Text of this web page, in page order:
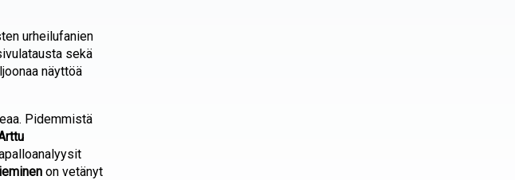
urheilufanien
sekä
näyttöä
Pidemmistä
on vetänyt